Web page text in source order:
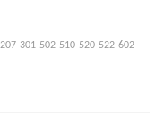
301 502 510 520 522 602